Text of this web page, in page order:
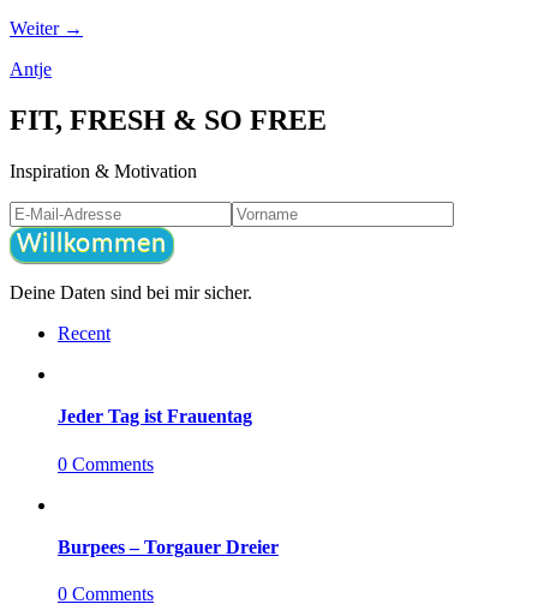
Weiter →
Antje
FIT, FRESH & SO FREE
Inspiration & Motivation
Willkommen
Deine Daten sind bei mir sicher.
Recent
Jeder Tag ist Frauentag
0 Comments
Burpees – Torgauer Dreier
0 Comments